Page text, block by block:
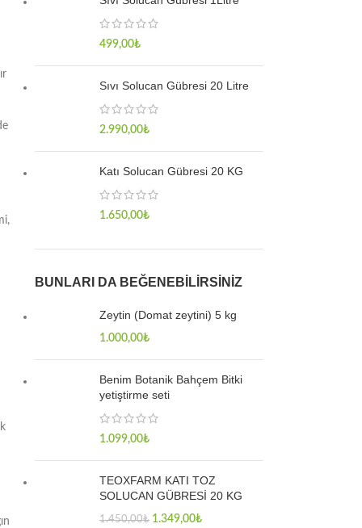
499,00₺
Sıvı Solucan Gübresi 20 Litre
2.990,00₺
Katı Solucan Gübresi 20 KG
1.650,00₺
BUNLARI DA BEĞENEBILIRSINIZ
Zeytin (Domat zeytini) 5 kg
1.000,00₺
Benim Botanik Bahçem Bitki
yetiştirme seti
1.099,00₺
TEOXFARM KATI TOZ
SOLUCAN GÜBRESİ 20 KG
1.450,00₺ 1.349,00₺